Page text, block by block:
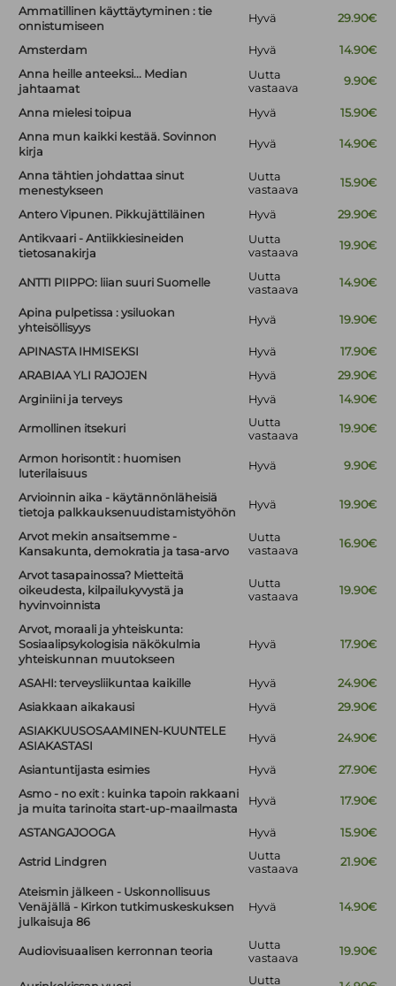
Ammatillinen käyttäytyminen : tie
onnistumiseen
Hyvä 29.90€
Amsterdam Hyvä
14.90€
Anna heille anteeksi... Median
jahtaamat
Uutta
vastaava
9.90€
Anna mielesi toipua Hyvä
15.90€
Anna mun kaikki kestää. Sovinnon
kirja
Hyvä 14.90€
Anna tähtien johdattaa sinut
menestykseen
Uutta
vastaava
15.90€
Antero Vipunen. Pikkujättiläinen Hyvä
29.90€
Antikvaari - Antiikkiesineiden
tietosanakirja
Uutta
vastaava
19.90€
ANTTI PIIPPO: liian suuri Suomelle
Uutta
vastaava
14.90€
Apina pulpetissa : ysiluokan
yhteisöllisyys
Hyvä 19.90€
APINASTA IHMISEKSI Hyvä
17.90€
ARABIAA YLI RAJOJEN
Hyvä
29.90€
Arginiini ja terveys
Hyvä 14.90€
Armollinen itsekuri
Uutta
vastaava
19.90€
Armon horisontit : huomisen
luterilaisuus
Hyvä 9.90€
Arvioinnin aika - käytännönläheisiä
tietoja palkkauksenuudistamistyöhön
Hyvä 19.90€
Arvot mekin ansaitsemme -
Kansakunta, demokratia ja tasa-arvo
Uutta
vastaava
16.90€
Arvot tasapainossa? Mietteitä
oikeudesta, kilpailukyvystä ja
hyvinvoinnista
Uutta
vastaava
19.90€
Arvot, moraali ja yhteiskunta:
Sosiaalipsykologisia näkökulmia
yhteiskunnan muutokseen
Hyvä 17.90€
ASAHI: terveysliikuntaa kaikille Hyvä
24.90€
Asiakkaan aikakausi
Hyvä
29.90€
ASIAKKUUSOSAAMINEN-KUUNTELE
ASIAKASTASI
Hyvä 24.90€
Asiantuntijasta esimies Hyvä
27.90€
Asmo - no exit : kuinka tapoin rakkaani
ja muita tarinoita start-up-maailmasta
Hyvä 17.90€
ASTANGAJOOGA Hyvä 15.90€
Astrid Lindgren
Uutta
vastaava
21.90€
Ateismin jälkeen - Uskonnollisuus
Venäjällä - Kirkon tutkimuskeskuksen
julkaisuja 86
Hyvä 14.90€
Audiovisuaalisen kerronnan teoria
Uutta
vastaava
19.90€
Uutta